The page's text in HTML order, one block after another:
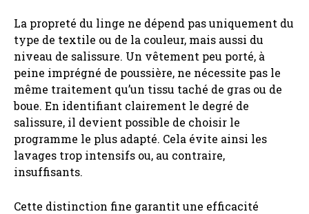
La propreté du linge ne dépend pas uniquement du
type de textile ou de la couleur, mais aussi du
niveau de salissure. Un vêtement peu porté, à
peine imprégné de poussière, ne nécessite pas le
même traitement qu’un tissu taché de gras ou de
boue. En identifiant clairement le degré de
salissure, il devient possible de choisir le
programme le plus adapté. Cela évite ainsi les
lavages trop intensifs ou, au contraire,
insuffisants.
Cette distinction fine garantit une efficacité